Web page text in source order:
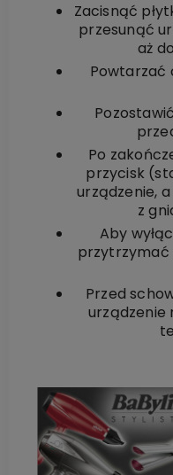
Zacisnąć
przesunąć
aż
Powtarzać
Po
przycisk
urządzenie,
z
Aby
przytrzymać
Przed
urządzenie